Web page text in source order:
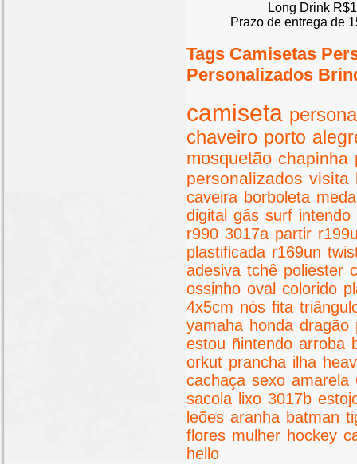
Long Drink
Prazo de entrega de
Tags Camisetas
Personalizados
camiseta
chaveiro porto
mosquetão chapinha
personalizados visita
caveira borboleta
digital gás surf intendo
r990 3017a partir
plastificada r169un
adesiva tchê poliester
ossinho oval colorido
4x5cm nós fita
yamaha honda dragão
estou ñintendo arroba
orkut prancha ilha
cachaça sexo amarela
sacola lixo 3017b
leões aranha batman
flores mulher hockey
hello